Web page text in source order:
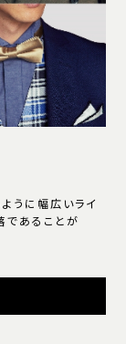
うに幅広いライ
であることが